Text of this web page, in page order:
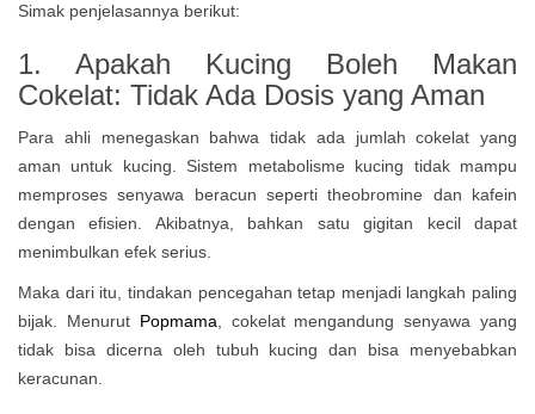
Simak penjelasannya berikut:
1. Apakah Kucing Boleh Makan
Cokelat: Tidak Ada Dosis yang Aman
Para ahli menegaskan bahwa tidak ada jumlah cokelat yang
aman untuk kucing. Sistem metabolisme kucing tidak mampu
memproses senyawa beracun seperti theobromine dan kafein
dengan efisien. Akibatnya, bahkan satu gigitan kecil dapat
menimbulkan efek serius.
Maka dari itu, tindakan pencegahan tetap menjadi langkah paling
bijak. Menurut Popmama , cokelat mengandung senyawa yang
tidak bisa dicerna oleh tubuh kucing dan bisa menyebabkan
keracunan.